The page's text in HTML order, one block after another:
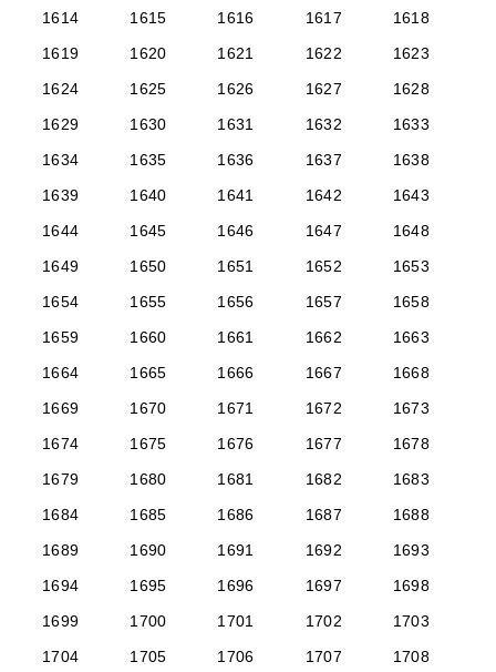
1614
1615 1616 1617
1618
1619
1620 1621 1622
1623
1624
1625 1626 1627
1628
1629
1630 1631 1632
1633
1634
1635 1636 1637
1638
1639
1640 1641 1642
1643
1644
1645 1646 1647
1648
1649
1650 1651 1652
1653
1654
1655 1656 1657
1658
1659
1660 1661 1662
1663
1664
1665 1666 1667
1668
1669
1670 1671 1672
1673
1674
1675 1676 1677
1678
1679
1680 1681 1682
1683
1684
1685 1686 1687
1688
1689
1690 1691 1692
1693
1694
1695 1696 1697
1698
1699
1700 1701 1702
1703
1704
1705 1706 1707
1708